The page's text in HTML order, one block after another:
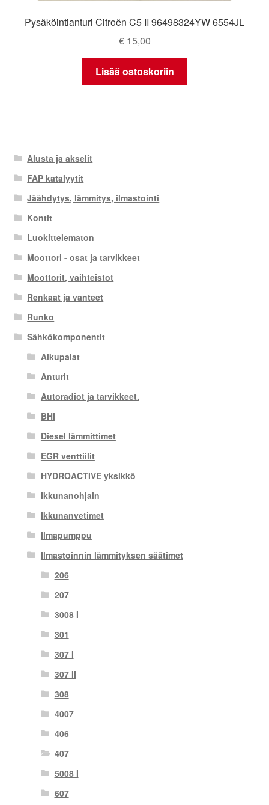
Pysäköintianturi Citroën C5 II 96498324YW 6554JL
€15,00
Lisää ostoskoriin
Alusta ja akselit
FAP katalyytit
Jäähdytys, lämmitys, ilmastointi
Kontit
Luokittelematon
Moottori - osat ja tarvikkeet
Moottorit, vaihteistot
Renkaat ja vanteet
Runko
Sähkökomponentit
Alkupalat
Anturit
Autoradiot ja tarvikkeet.
BHI
Diesel lämmittimet
EGR venttiilit
HYDROACTIVE yksikkö
Ikkunanohjain
Ikkunanvetimet
Ilmapumppu
Ilmastoinnin lämmityksen säätimet
206
207
3008 I
301
307 I
307 II
308
4007
406
407
5008 I
607